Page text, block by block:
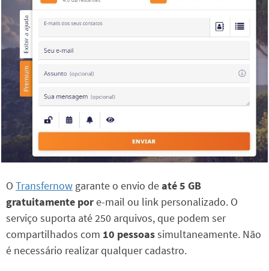
O Transfernow garante o envio de até 5 GB
gratuitamente pore-mail ou link personalizado. O
serviço suporta até 250 arquivos, que podem ser
compartilhados com 10 pessoassimultaneamente. Não
é necessário realizar qualquer cadastro.